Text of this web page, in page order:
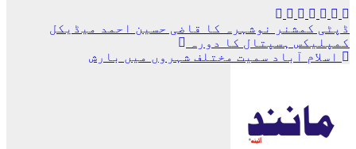
پوسٹوں
کی
ڈپٹی کمشنر نوشہرہ کا قاضی حسین احمد میڈیکل
کمپلیکس ہسپتال کا دورہ
اسلام آباد سمیت مختلف شہروں میں بارش